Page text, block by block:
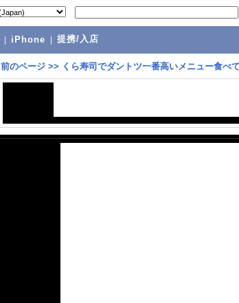
iPhone 提携/入店
前のページ >> くら寿司でダントツ一番高いメニュー食べ